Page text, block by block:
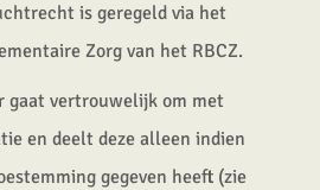
is geregeld via het
Zorg van het RBCZ.
gaat vertrouwelijk om met
en deelt deze alleen indien
gegeven heeft (zie